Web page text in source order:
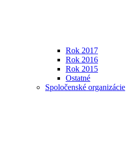
Rok 2017
Rok 2016
Rok 2015
Ostatné
Spoločenské organizácie